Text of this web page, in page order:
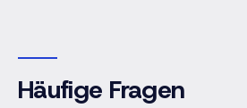
Häufige Fragen